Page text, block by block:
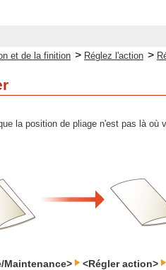
et de la finition > Réglez l'action >
la position de pliage n'est pas là
Maintenance> <Régler action>